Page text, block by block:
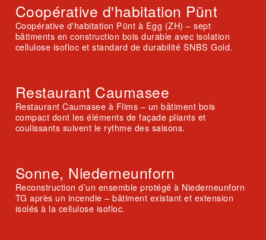
Coopérative d'habitation Pünt
Coopérative d'habitation Pünt à Egg (ZH) – sept
bâtiments en construction bois durable avec isolation
cellulose isofloc et standard de durabilité SNBS Gold.
Restaurant Caumasee
Restaurant Caumasee à Flims – un bâtiment bois
compact dont les éléments de façade pliants et
coulissants suivent le rythme des saisons.
Sonne, Niederneunforn
Reconstruction d’un ensemble protégé à Niederneunforn
TG après un incendie – bâtiment existant et extension
isolés à la cellulose isofloc.